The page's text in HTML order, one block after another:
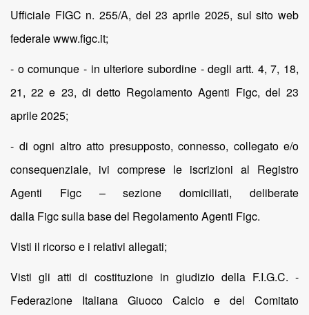
Ufficiale FIGC n. 255/A, del 23 aprile 2025, sul sito web
federale www.figc.it;
- o comunque - in ulteriore subordine - degli artt. 4, 7, 18,
21, 22 e 23, di detto Regolamento Agenti Figc, del 23
aprile 2025;
- di ogni altro atto presupposto, connesso, collegato e/o
consequenziale, ivi comprese le iscrizioni al Registro
Agenti Figc – sezione domiciliati, deliberate
dalla Figc sulla base del Regolamento Agenti Figc.
Visti il ricorso e i relativi allegati;
Visti gli atti di costituzione in giudizio della F.I.G.C. -
Federazione Italiana Giuoco Calcio e del Comitato